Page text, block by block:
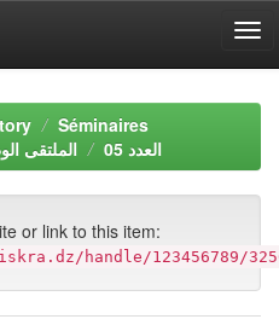
Séminaires
"الملتقى
العدد 05
or link to this item:
handle/123456789/